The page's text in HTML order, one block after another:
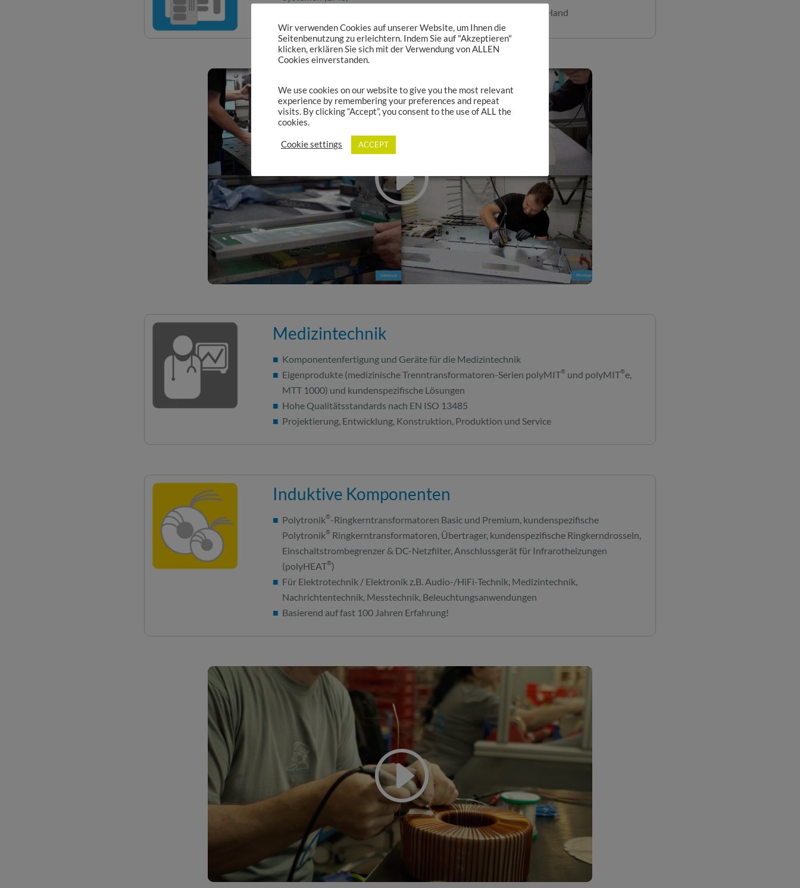
Von der Entwicklung bis zum After-Sales Service – alles aus einer Hand
Medizintechnik
Komponentenfertigung und Geräte für die Medizintechnik
Eigenprodukte (medizinische Trenntransformatoren-Serien polyMIT® und polyMIT®e,
MTT 1000) und kundenspezifische Lösungen
Hohe Qualitätsstandards nach EN ISO 13485
Projektierung, Entwicklung, Konstruktion, Produktion und Service
Induktive Komponenten
Polytronik®​-Ringkerntransformatoren Basic und Premium, kundenspezifische
Polytronik® Ringkerntransformatoren, Übertrager, kundenspezifische Ringkerndrosseln,
Einschaltstrombegrenzer & DC-Netzfilter, Anschlussgerät für Infrarotheizungen
(polyHEAT®)
Für Elektrotechnik / Elektronik z.B. Audio-/HiFi-Technik, Medizintechnik,
Nachrichtentechnik, Messtechnik, Beleuchtungsanwendungen
Basierend auf fast 100 Jahren Erfahrung!
Wir verwenden Cookies auf unserer Website, um Ihnen die
Seitenbenutzung zu erleichtern. Indem Sie auf "Akzeptieren"
klicken, erklären Sie sich mit der Verwendung von ALLEN
Cookies einverstanden.
We use cookies on our website to give you the most relevant
experience by remembering your preferences and repeat
visits. By clicking “Accept”, you consent to the use of ALL the
cookies.
Cookie settings ACCEPT